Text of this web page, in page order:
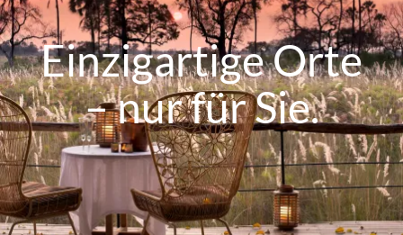
Einzigartige Orte
– nur für Sie.